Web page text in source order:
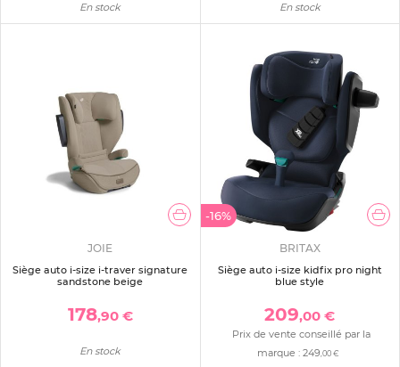
En stock En stock
JOIE
Siège auto i-size i-traver signature
sandstone beige
178,90 €
En stock
-16%
BRITAX
Siège auto i-size kidfix pro night
blue style
209,00 €
Prix de vente conseillé par la
marque : 249,00 €